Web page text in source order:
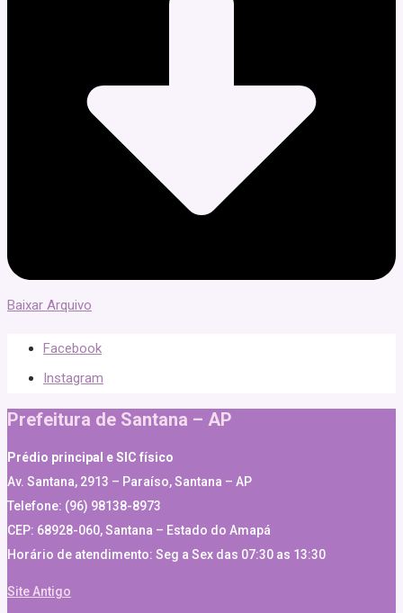
Baixar Arquivo
Facebook
Instagram
Prefeitura de Santana – AP
Prédio principal e SIC físico
Av. Santana, 2913 – Paraíso, Santana – AP
Telefone: (96) 98138-8973
CEP: 68928-060, Santana – Estado do Amapá
Horário de atendimento: Seg a Sex das 07:30 as 13:30
Site Antigo